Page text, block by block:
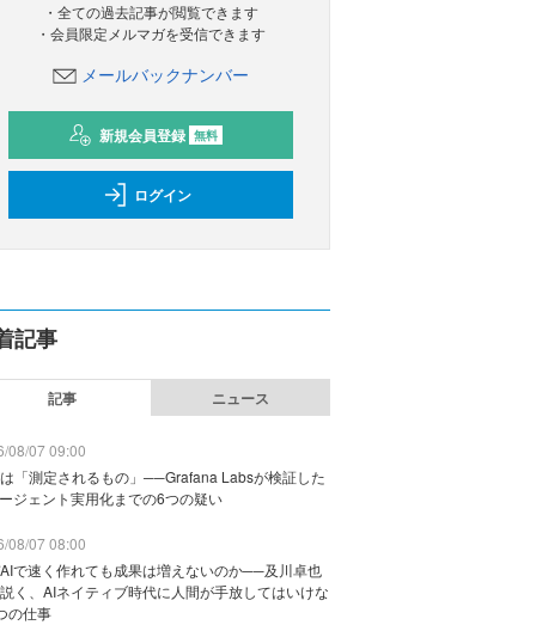
・全ての過去記事が閲覧できます
・会員限定メルマガを受信できます
メールバックナンバー
新規会員登録 無料
ログイン
記事
記事 ニュース
08/07 09:00
「測定されるもの」──Grafana Labsが検証した
ジェント実用化までの6つの疑い
08/07 08:00
で速く作れても成果は増えないのか──及川卓也
く、AIネイティブ時代に人間が手放してはいけな
の仕事